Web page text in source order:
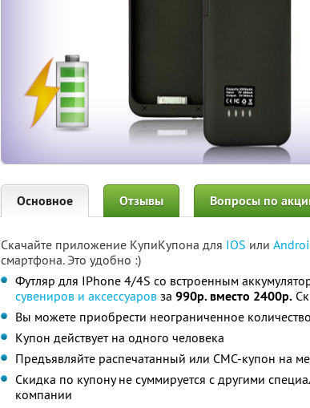
Основное Отзывы Вопросы по
Скачайте приложение КупиКупона для IOS или
смартфона. Это удобно :)
Футляр для IPhone 4/4S со встроенным
сувениров и аксессуаров за 990р. вместо 2400р.
Вы можете приобрести неограниченное
Купон действует на одного человека
Предъявляйте распечатанный или СМС-купон на
Скидка по купону не суммируется с другими
компании